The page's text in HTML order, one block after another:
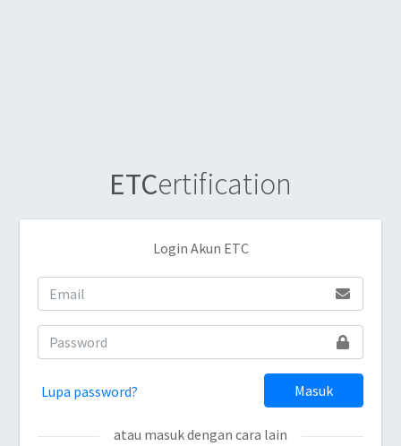
ETCertification
Login Akun ETC
Lupa password? Masuk
atau masuk dengan cara lain